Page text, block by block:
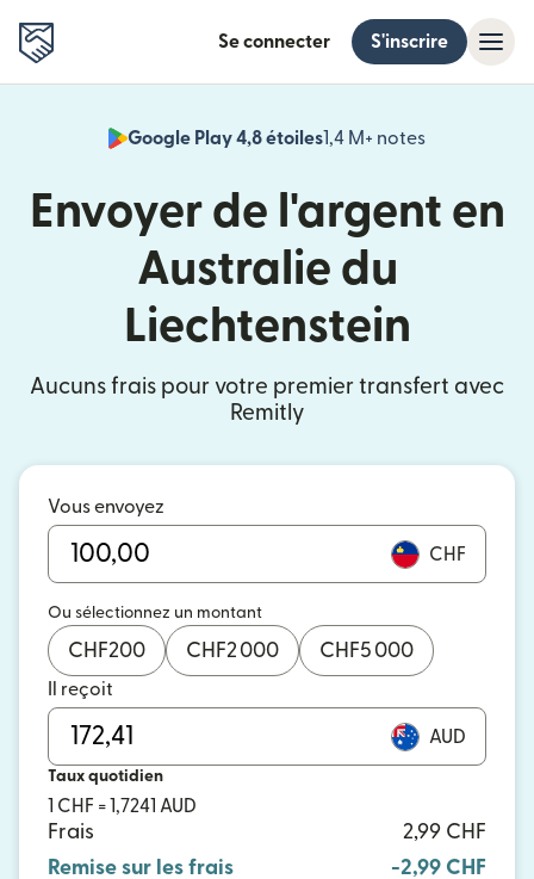
Se connecter S'inscrire
Google Play 4,8 étoiles1,4 M+ notes
Envoyer de l'argent en
Australie du
Liechtenstein
Aucuns frais pour votre premier transfert avec
Remitly
Vous envoyez
CHF
Ou sélectionnez un montant
CHF200 CHF2 000 CHF5 000
Il reçoit
AUD
Taux quotidien
1 CHF = 1,7241 AUD
Frais
2,99 CHF
Remise sur les frais
-2,99 CHF